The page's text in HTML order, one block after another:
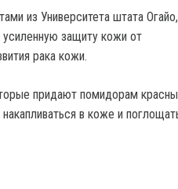
из Университета штата
защиту кожи от
рака кожи.
придают помидорам
в коже и